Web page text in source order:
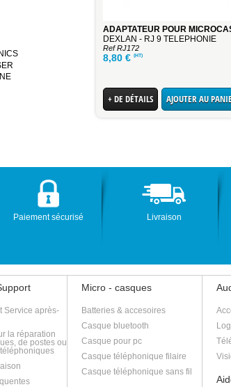
DEXLAN - RJ 9 TELEPHONIE
Ref RJ172
8,80 € (HT)
+ DE DÉTAILS AJOUTER AU
Paiement sécurisé Livraison
Service après-
la réparation
de postes ou
Micro - casques
Batteries & accesoires
Casque bluetooth
Casque pour pc
Casque téléphonique filaire
Casque téléphonique sans fil